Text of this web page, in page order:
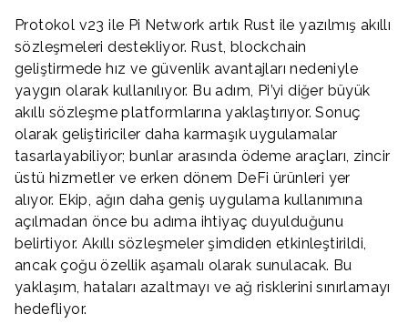
Protokol v23 ile Pi Network artık Rust ile yazılmış akıllı
sözleşmeleri destekliyor. Rust, blockchain
geliştirmede hız ve güvenlik avantajları nedeniyle
yaygın olarak kullanılıyor. Bu adım, Pi’yi diğer büyük
akıllı sözleşme platformlarına yaklaştırıyor. Sonuç
olarak geliştiriciler daha karmaşık uygulamalar
tasarlayabiliyor; bunlar arasında ödeme araçları, zincir
üstü hizmetler ve erken dönem DeFi ürünleri yer
alıyor. Ekip, ağın daha geniş uygulama kullanımına
açılmadan önce bu adıma ihtiyaç duyulduğunu
belirtiyor. Akıllı sözleşmeler şimdiden etkinleştirildi,
ancak çoğu özellik aşamalı olarak sunulacak. Bu
yaklaşım, hataları azaltmayı ve ağ risklerini sınırlamayı
hedefliyor.